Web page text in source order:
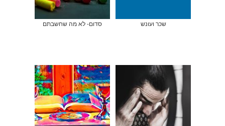
שכר ועונש סדום- לא מה שחשבתם